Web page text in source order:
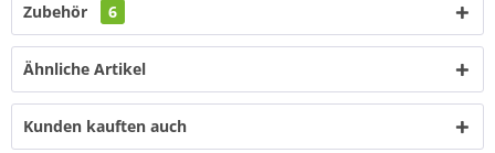
Zubehör 6
Ähnliche Artikel
Kunden kauften auch